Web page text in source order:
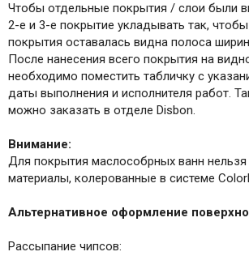
Чтобы отдельные покрытия / слои были
2-е и 3-е покрытие укладывать так,
покрытия оставалась видна полоса
После нанесения всего покрытия на
необходимо поместить табличку с
даты выполнения и исполнителя работ.
можно заказать в отделе Disbon.
Внимание:
Для покрытия маслособрных ванн нельзя
материалы, колерованные в системе
Альтернативное оформление
Рассыпание чипсов: